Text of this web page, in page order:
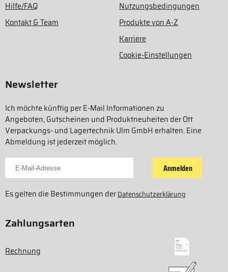
Hilfe/FAQ
Kontakt & Team
Nutzungsbedingungen
Produkte von A-Z
Karriere
Cookie-Einstellungen
Newsletter
Ich möchte künftig per E-Mail Informationen zu
Angeboten, Gutscheinen und Produktneuheiten der Ott
Verpackungs- und Lagertechnik Ulm GmbH erhalten. Eine
Abmeldung ist jederzeit möglich.
Für Newsletter anmelden
Anmelden
Es gelten die Bestimmungen derDatenschutzerklärung
Zahlungsarten
Rechnung